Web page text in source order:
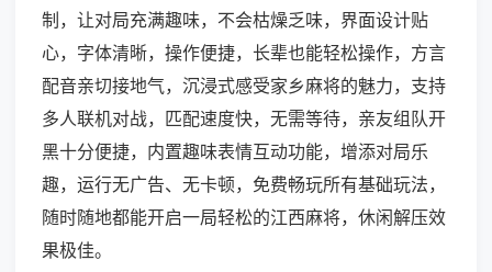
制，让对局充满趣味，不会枯燥乏味，界面设计贴
心，字体清晰，操作便捷，长辈也能轻松操作，方言
配音亲切接地气，沉浸式感受家乡麻将的魅力，支持
多人联机对战，匹配速度快，无需等待，亲友组队开
黑十分便捷，内置趣味表情互动功能，增添对局乐
趣，运行无广告、无卡顿，免费畅玩所有基础玩法，
随时随地都能开启一局轻松的江西麻将，休闲解压效
果极佳。